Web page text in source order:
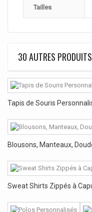
Tailles
30 AUTRES
Tapis de Souris
Blousons, Manteaux,
Sweat Shirts Zippés à